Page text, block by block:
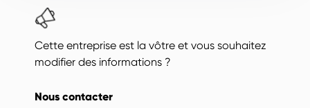
Cette entreprise est la vôtre et vous souhaitez
modifier des informations ?
Nous contacter